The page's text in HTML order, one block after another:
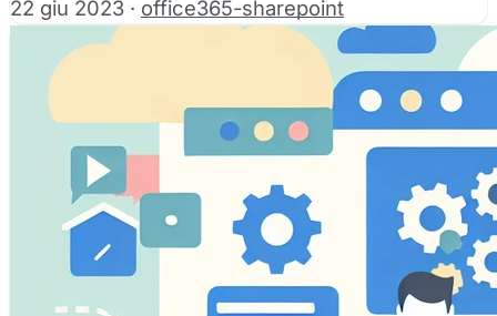
22 giu 2023 · office365-sharepoint